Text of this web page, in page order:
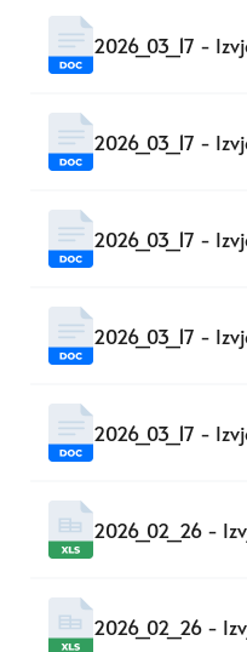
2026_03_17 -
2026_03_17 -
2026_03_17 -
2026_03_17 -
2026_03_17 -
2026_02_26 -
2026_02_26 -